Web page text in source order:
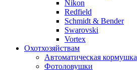
Nikon
Redfield
Schmidt & Bender
Swarovski
Vortex
Охотхозяйствам
Автоматическая кормушка
Фотоловушки